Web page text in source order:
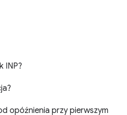
INP?
opóźnienia przy pierwszym